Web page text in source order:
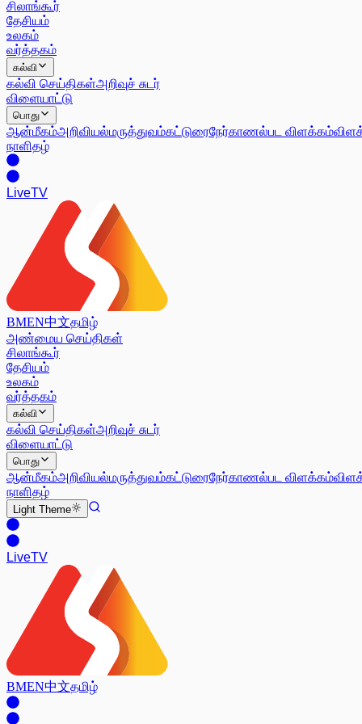
சிலாங்கூர்
தேசியம்
உலகம்
வர்த்தகம்
கல்வி
கல்வி செய்திகள்அறிவுச் சுடர்
விளையாட்டு
பொது
ஆன்மீகம்அறிவியல்மருத்துவம்கட்டுரைநேர்காணல்பட விளக்கம்
நாளிதழ்
LiveTV
BMEN中文தமிழ்
அண்மைய செய்திகள்
சிலாங்கூர்
தேசியம்
உலகம்
வர்த்தகம்
கல்வி
கல்வி செய்திகள்அறிவுச் சுடர்
விளையாட்டு
பொது
ஆன்மீகம்அறிவியல்மருத்துவம்கட்டுரைநேர்காணல்பட விளக்கம்
நாளிதழ்
Light Theme
LiveTV
BMEN中文தமிழ்